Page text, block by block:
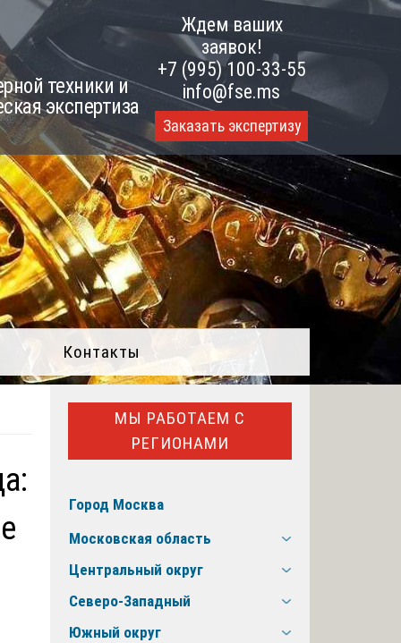
техники и
экспертиза
Ждем ваших
заявок!
+7 (995) 100-33-55
info@fse.ms
Заказать экспертизу
Контакты
МЫ РАБОТАЕМ С
РЕГИОНАМИ
Город Москва
Московская область
Центральный округ
Северо-Западный
Южный округ